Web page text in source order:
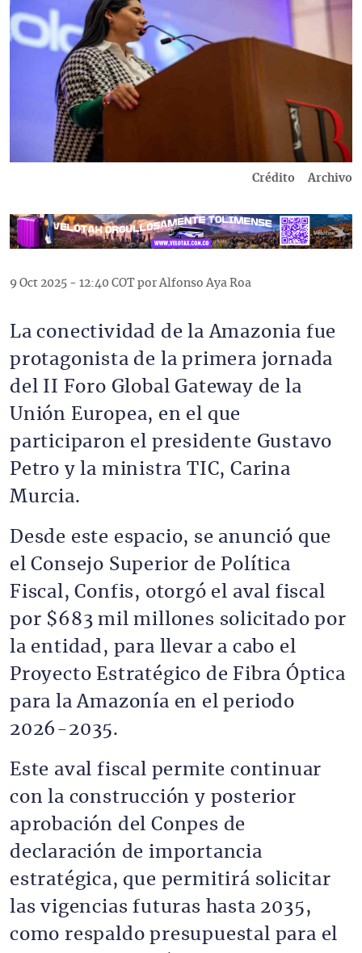
Crédito Archivo
9 Oct 2025 - 12:40 COT por Alfonso Aya Roa
La conectividad de la Amazonia fue
protagonista de la primera jornada
del II Foro Global Gateway de la
Unión Europea, en el que
participaron el presidente Gustavo
Petro y la ministra TIC, Carina
Murcia.
Desde este espacio, se anunció que
el Consejo Superior de Política
Fiscal, Confis, otorgó el aval fiscal
por $683 mil millones solicitado por
la entidad, para llevar a cabo el
Proyecto Estratégico de Fibra Óptica
para la Amazonía en el periodo
2026-2035.
Este aval fiscal permite continuar
con la construcción y posterior
aprobación del Conpes de
declaración de importancia
estratégica, que permitirá solicitar
las vigencias futuras hasta 2035,
como respaldo presupuestal para el